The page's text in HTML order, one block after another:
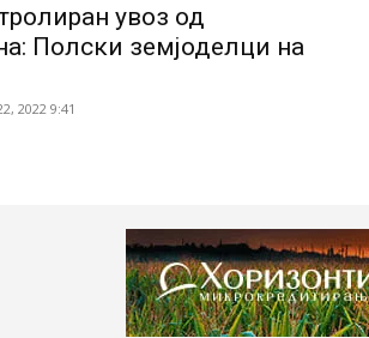
увоз од
Полски земјоделци на
2022 9:41